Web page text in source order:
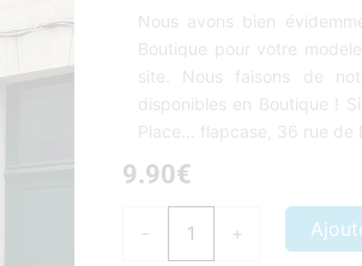
Nous avons bien
Boutique pour votre
site. Nous faisons de
disponibles en Boutique !
Place… flapcase, 36 rue de
9.90€
-
quantité
+